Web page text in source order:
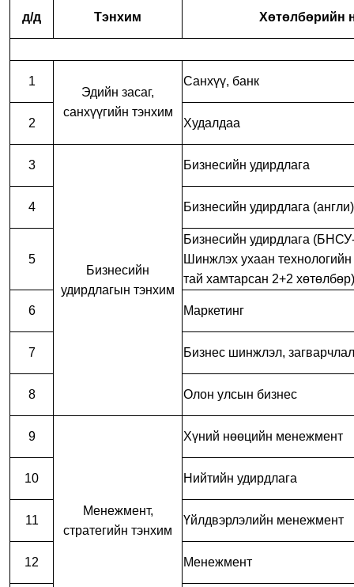
д/д Тэнхим Хөтөлбөрийн
1
Эдийн засаг,
санхүүгийн тэнхим
Санхүү, банк
2 Худалдаа
3
Бизнесийн
удирдлагын тэнхим
Бизнесийн удирдлага
4 Бизнесийн удирдлага (англи)
5
Бизнесийн удирдлага
Шинжлэх ухаан
тай хамтарсан 2+2 хөтөлбөр)
6 Маркетинг
7 Бизнес шинжлэл, загварчлал
8 Олон улсын бизнес
9
Менежмент,
стратегийн тэнхим
Хүний нөөцийн менежмент
10 Нийтийн удирдлага
11 Үйлдвэрлэлийн менежмент
12 Менежмент